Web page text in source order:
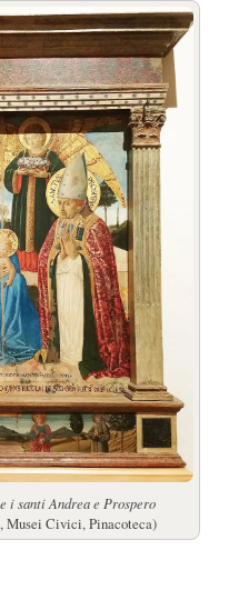
i santi Andrea e Prospero
Musei Civici, Pinacoteca)